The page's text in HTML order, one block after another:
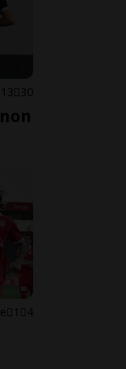
13 30
1 4